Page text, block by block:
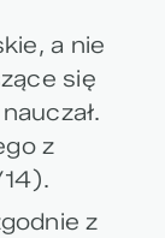
a nie
się
z
z